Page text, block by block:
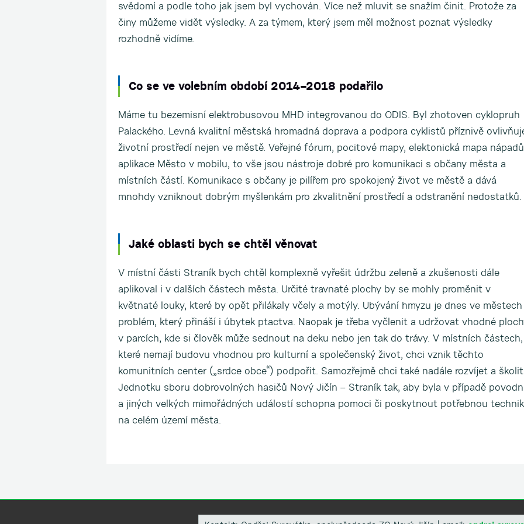
svědomí a podle toho jak jsem byl vychován. Více než mluvit se snažím činit. Protože za
činy můžeme vidět výsledky. A za týmem, který jsem měl možnost poznat výsledky
rozhodně vidíme.
Co se ve volebním období 2014–2018 podařilo
Máme tu bezemisní elektrobusovou MHD integrovanou do ODIS. Byl zhotoven cyklopruh
Palackého. Levná kvalitní městská hromadná doprava a podpora cyklistů příznivě
životní prostředí nejen ve městě. Veřejné fórum, pocitové mapy, elektonická mapa
aplikace Město v mobilu, to vše jsou nástroje dobré pro komunikaci s občany města a
místních částí. Komunikace s občany je pilířem pro spokojený život ve městě a dává
mnohdy vzniknout dobrým myšlenkám pro zkvalitnění prostředí a odstranění nedostatků.
Jaké oblasti bych se chtěl věnovat
V místní části Straník bych chtěl komplexně vyřešit údržbu zeleně a zkušenosti dále
aplikoval i v dalších částech města. Určité travnaté plochy by se mohly proměnit v
květnaté louky, které by opět přilákaly včely a motýly. Ubývání hmyzu je dnes ve městech
problém, který přináší i úbytek ptactva. Naopak je třeba vyčlenit a udržovat vhodné
v parcích, kde si člověk může sednout na deku nebo jen tak do trávy. V místních částech,
které nemají budovu vhodnou pro kulturní a společenský život, chci vznik těchto
komunitních center („srdce obce“) podpořit. Samozřejmě chci také nadále rozvíjet a školit
Jednotku sboru dobrovolných hasičů Nový Jičín – Straník tak, aby byla v případě
a jiných velkých mimořádných událostí schopna pomoci či poskytnout potřebnou
na celém území města.